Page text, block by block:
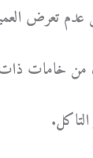
تعرض العميل
من خامات